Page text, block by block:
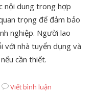
nội dung trong hợp
trọng để đảm bảo
nghiệp. Người lao
với nhà tuyển dụng và
cần thiết.
Viết bình luận